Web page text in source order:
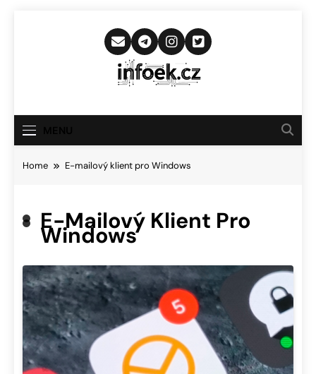
Infoek.cz
Novinkám
Home E-mailový klient pro Windows
E-Mailový Klient Pro
Windows